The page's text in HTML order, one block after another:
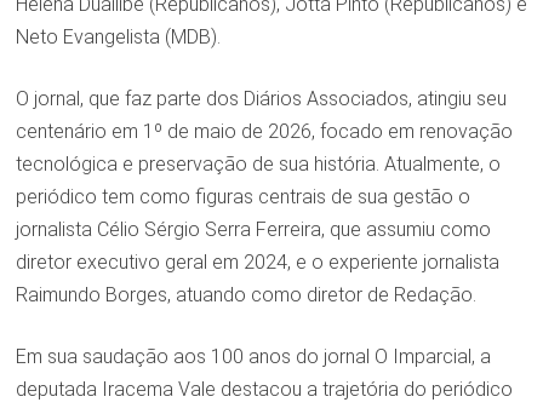
Neto Evangelista (MDB).
O jornal, que faz parte dos Diários Associados, atingiu seu
centenário em 1º de maio de 2026, focado em renovação
tecnológica e preservação de sua história. Atualmente, o
periódico tem como figuras centrais de sua gestão o
jornalista Célio Sérgio Serra Ferreira, que assumiu como
diretor executivo geral em 2024, e o experiente jornalista
Raimundo Borges, atuando como diretor de Redação.
Em sua saudação aos 100 anos do jornal O Imparcial, a
deputada Iracema Vale destacou a trajetória do periódico